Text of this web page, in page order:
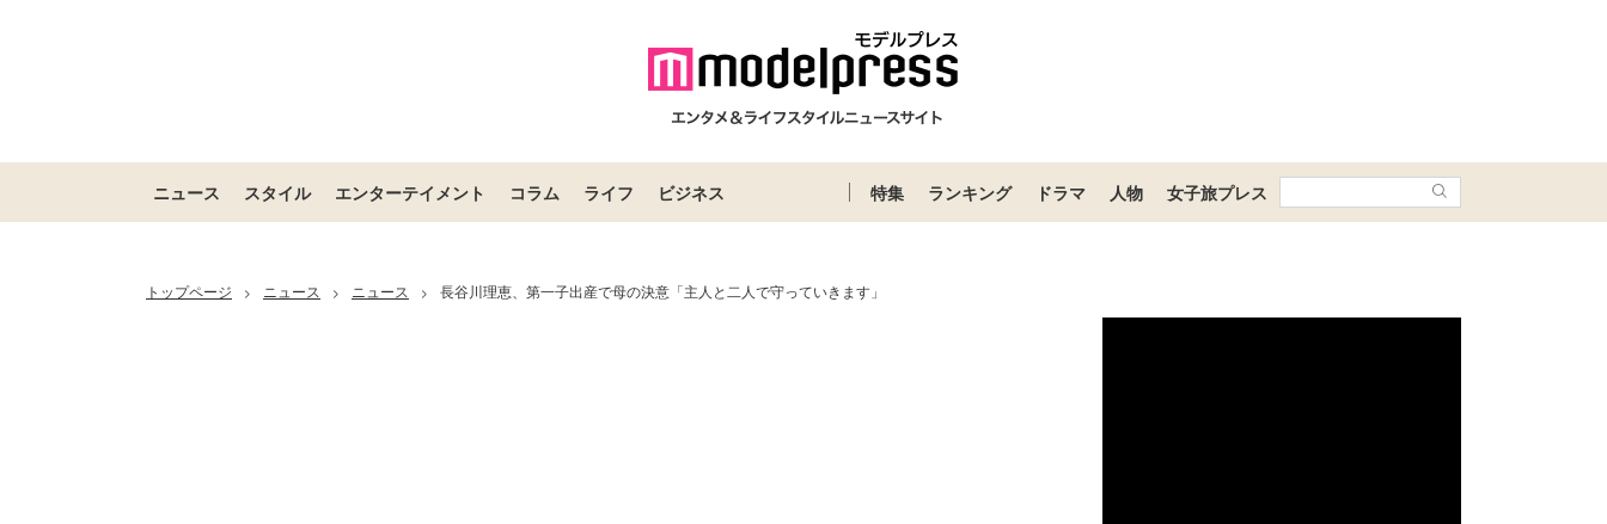
ニュース スタイル エンターテイメント コラム ライフ ビジネス 特集 ランキング ドラマ 人物 女子旅プレス
トップページ > ニュース > ニュース > 長谷川理恵、第一子出産で母の決意「主人と二人で守っていきます」